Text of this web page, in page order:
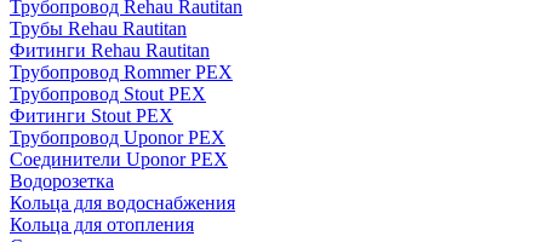
Трубопровод Rehau Rautitan
Трубы Rehau Rautitan
Фитинги Rehau Rautitan
Трубопровод Rommer PEX
Трубопровод Stout PEX
Фитинги Stout PEX
Трубопровод Uponor PEX
Соединители Uponor PEX
Водорозетка
Кольца для водоснабжения
Кольца для отопления